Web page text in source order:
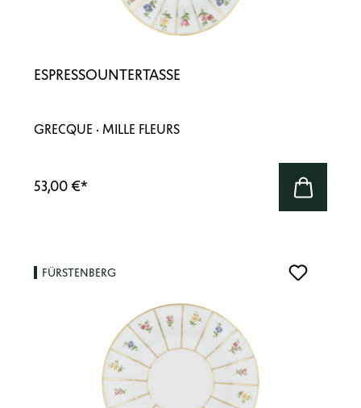
ESPRESSOUNTERTASSE
GRECQUE · MILLE FLEURS
53,00 €*
FÜRSTENBERG